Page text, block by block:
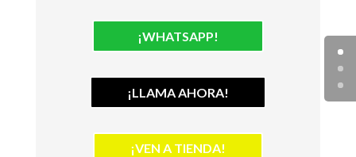
¡WHATSAPP!
¡LLAMA AHORA!
¡VEN A TIENDA!